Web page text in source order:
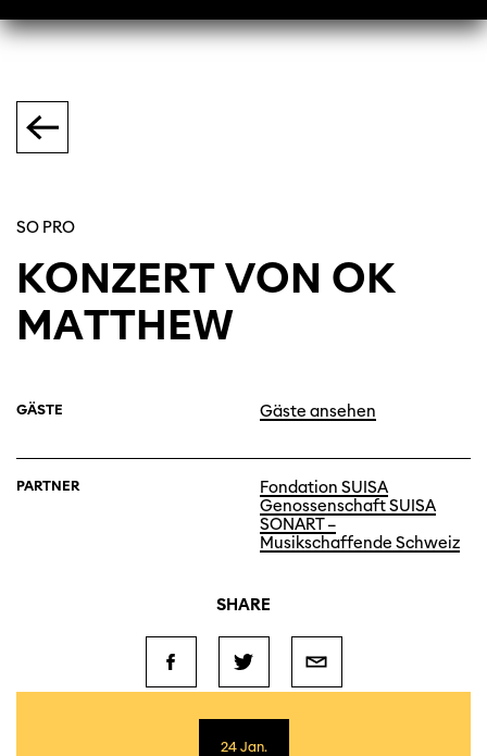
SO PRO
KONZERT VON OK
MATTHEW
GÄSTE Gäste ansehen
PARTNER
Fondation SUISA
Genossenschaft SUISA
SONART –
Musikschaffende Schweiz
SHARE
24 Jan.